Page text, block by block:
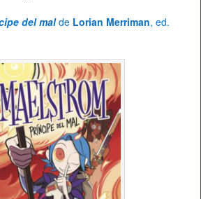
del malde Lorian Merriman, ed.